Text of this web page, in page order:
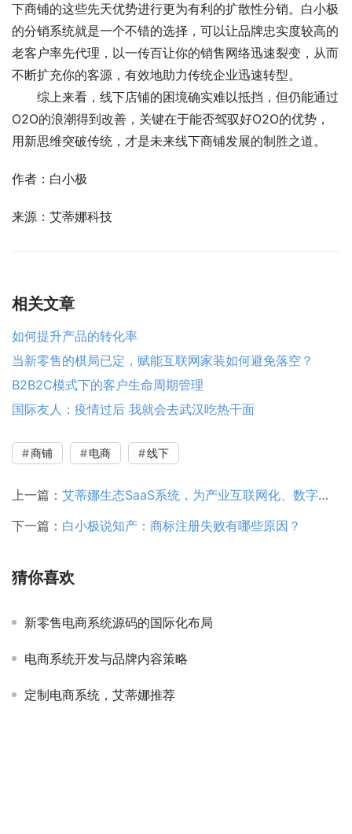
下商铺的这些先天优势进行更为有利的扩散性分销。白小极
的分销系统就是一个不错的选择，可以让品牌忠实度较高的
老客户率先代理，以一传百让你的销售网络迅速裂变，从而
不断扩充你的客源，有效地助力传统企业迅速转型。
综上来看，线下店铺的困境确实难以抵挡，但仍能通过
O2O的浪潮得到改善，关键在于能否驾驭好O2O的优势，
用新思维突破传统，才是未来线下商铺发展的制胜之道。
作者：白小极
来源：艾蒂娜科技
相关文章
如何提升产品的转化率
当新零售的棋局已定，赋能互联网家装如何避免落空？
B2B2C模式下的客户生命周期管理
国际友人：疫情过后 我就会去武汉吃热干面
商铺 电商 线下
上一篇： 艾蒂娜生态SaaS系统，为产业互联网化、数字化赋能
下一篇： 白小极说知产：商标注册失败有哪些原因？
猜你喜欢
新零售电商系统源码的国际化布局
电商系统开发与品牌内容策略
定制电商系统，艾蒂娜推荐